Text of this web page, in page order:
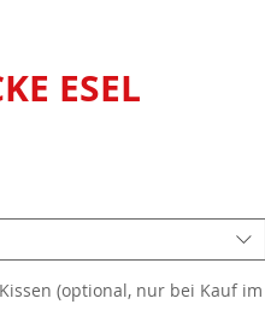
ESEL
(optional, nur bei Kauf im